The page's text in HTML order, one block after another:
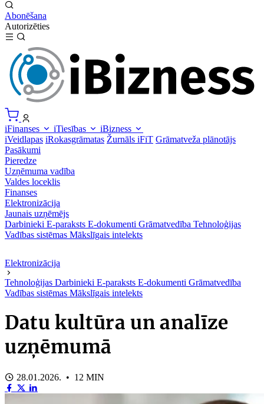
Abonēšana
Autorizēties
iFinanses iTiesības
iBizness
iVeidlapas iRokasgrāmatas Žurnāls iFiT Grāmatveža plānotājs
Pasākumi
Pieredze
Uzņēmuma vadība
Valdes loceklis
Finanses
Elektronizācija
Jaunais uzņēmējs
Darbinieki E-paraksts E-dokumenti Grāmatvedība Tehnoloģijas
Vadības sistēmas Mākslīgais intelekts
Elektronizācija
Tehnoloģijas Darbinieki E-paraksts E-dokumenti Grāmatvedība
Vadības sistēmas Mākslīgais intelekts
Datu kultūra un analīze
uzņēmumā
28.01.2026. • 12 MIN